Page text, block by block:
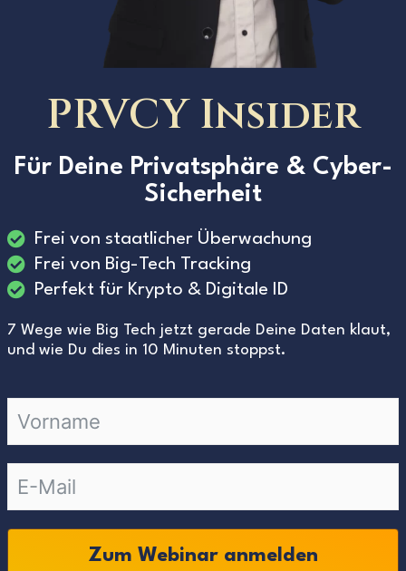
PRVCY Insider
Für Deine Privatsphäre & Cyber-
Sicherheit
Frei von staatlicher Überwachung
Frei von Big-Tech Tracking
Perfekt für Krypto & Digitale ID
7 Wege wie Big Tech jetzt gerade Deine Daten klaut,
und wie Du dies in 10 Minuten stoppst.
Zum Webinar anmelden